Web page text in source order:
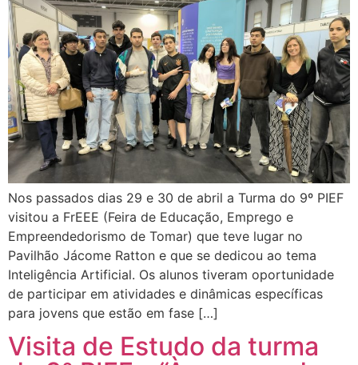
Nos passados dias 29 e 30 de abril a Turma do 9º PIEF
visitou a FrEEE (Feira de Educação, Emprego e
Empreendedorismo de Tomar) que teve lugar no
Pavilhão Jácome Ratton e que se dedicou ao tema
Inteligência Artificial. Os alunos tiveram oportunidade
de participar em atividades e dinâmicas específicas
para jovens que estão em fase […]
Visita de Estudo da turma